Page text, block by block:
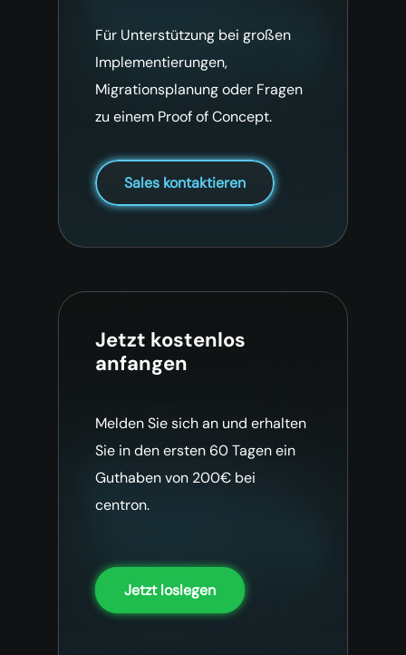
Für Unterstützung bei großen
Implementierungen,
Migrationsplanung oder Fragen
zu einem Proof of Concept.
Sales kontaktieren
Jetzt kostenlos
anfangen
Melden Sie sich an und erhalten
Sie in den ersten 60 Tagen ein
Guthaben von 200€ bei
centron.
Jetzt loslegen